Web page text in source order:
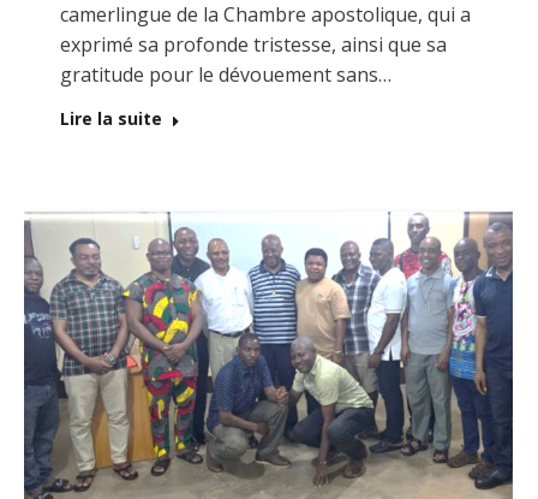
camerlingue de la Chambre apostolique, qui a
exprimé sa profonde tristesse, ainsi que sa
gratitude pour le dévouement sans…
Lire la suite